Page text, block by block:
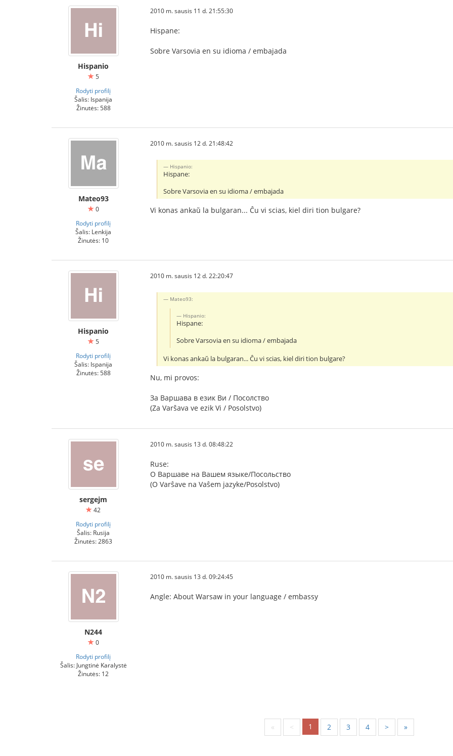
Hispanio
5
Rodyti profilį
Šalis: Ispanija
Žinutės: 588
2010 m. sausis 11 d. 21:55:30
Hispane:
Sobre Varsovia en su idioma / embajada
Mateo93
0
Rodyti profilį
Šalis: Lenkija
Žinutės: 10
2010 m. sausis 12 d. 21:48:42
Hispanio:
Hispane:
Sobre Varsovia en su idioma / embajada
Vi konas ankaŭ la bulgaran... Ĉu vi scias, kiel diri tion bulgare?
Hispanio
5
Rodyti profilį
Šalis: Ispanija
Žinutės: 588
2010 m. sausis 12 d. 22:20:47
Mateo93:
Hispanio:
Hispane:
Sobre Varsovia en su idioma / embajada
Vi konas ankaŭ la bulgaran... Ĉu vi scias, kiel diri tion bulgare?
Nu, mi provos:
За Варшава в език Ви / Посолство
(Za Varŝava ve ezik Vi / Posolstvo)
sergejm
42
Rodyti profilį
Šalis: Rusija
Žinutės: 2863
2010 m. sausis 13 d. 08:48:22
Ruse:
О Варшаве на Вашем языке/Посольство
(O Varŝave na Vaŝem jazyke/Posolstvo)
N244
0
Rodyti profilį
Šalis: Jungtinė Karalystė
Žinutės: 12
2010 m. sausis 13 d. 09:24:45
Angle: About Warsaw in your language / embassy
« < 1 2 3 4 > »